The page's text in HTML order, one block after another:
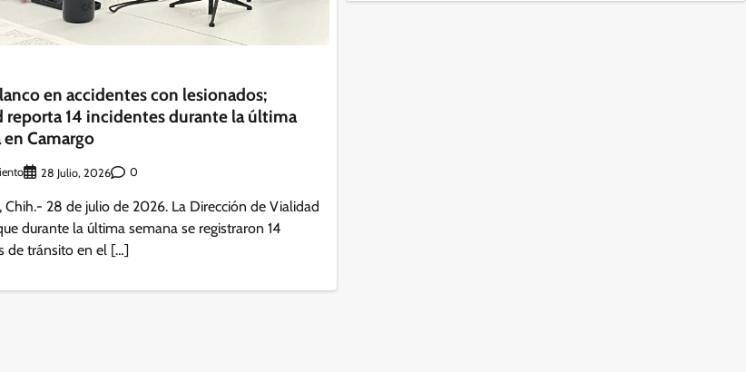
en accidentes con lesionados;
reporta 14 incidentes durante la última
en Camargo
28 Julio, 2026 0
Chih.- 28 de julio de 2026. La Dirección de Vialidad
durante la última semana se registraron 14
de tránsito en el […]